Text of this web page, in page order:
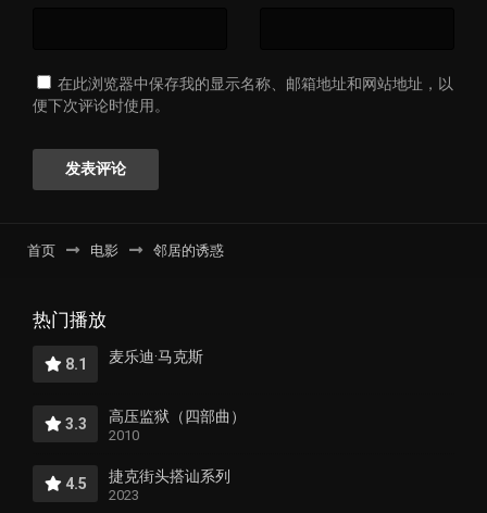
在此浏览器中保存我的显示名称、邮箱地址和网站地址，以
便下次评论时使用。
首页 电影 邻居的诱惑
热门播放
8.1 麦乐迪·马克斯
3.3 高压监狱（四部曲）
2010
4.5 捷克街头搭讪系列
2023